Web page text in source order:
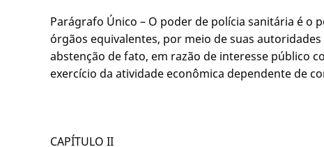
Parágrafo Único – O poder de polícia sanitária é o
órgãos equivalentes, por meio de suas
abstenção de fato, em razão de interesse público
exercício da atividade econômica dependente de
CAPÍTULO II